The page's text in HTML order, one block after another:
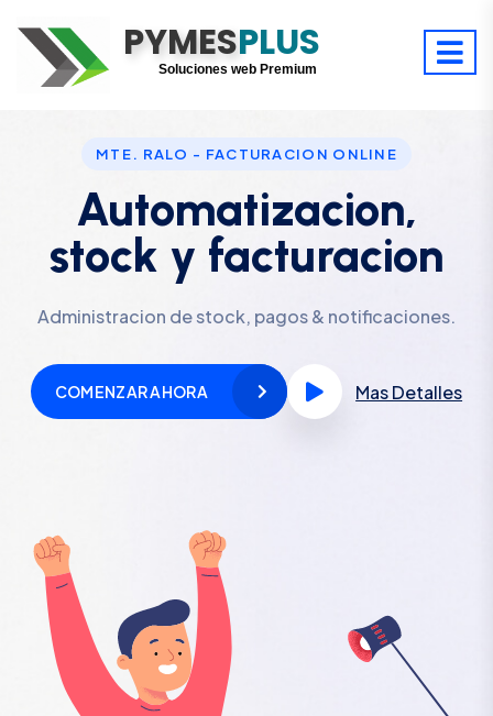
PYMESPLUS
Digitaliza tu éxito
Soluciones web Premium
MTE. RALO - FACTURACION ONLINE
Automatizacion,
stock y facturacion
Administracion de stock, pagos & notificaciones.
COMENZAR AHORA Mas Detalles